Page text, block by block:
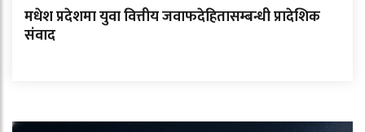
मधेश प्रदेशमा युवा वित्तीय जवाफदेहितासम्बन्धी प्रादेशिक
संवाद